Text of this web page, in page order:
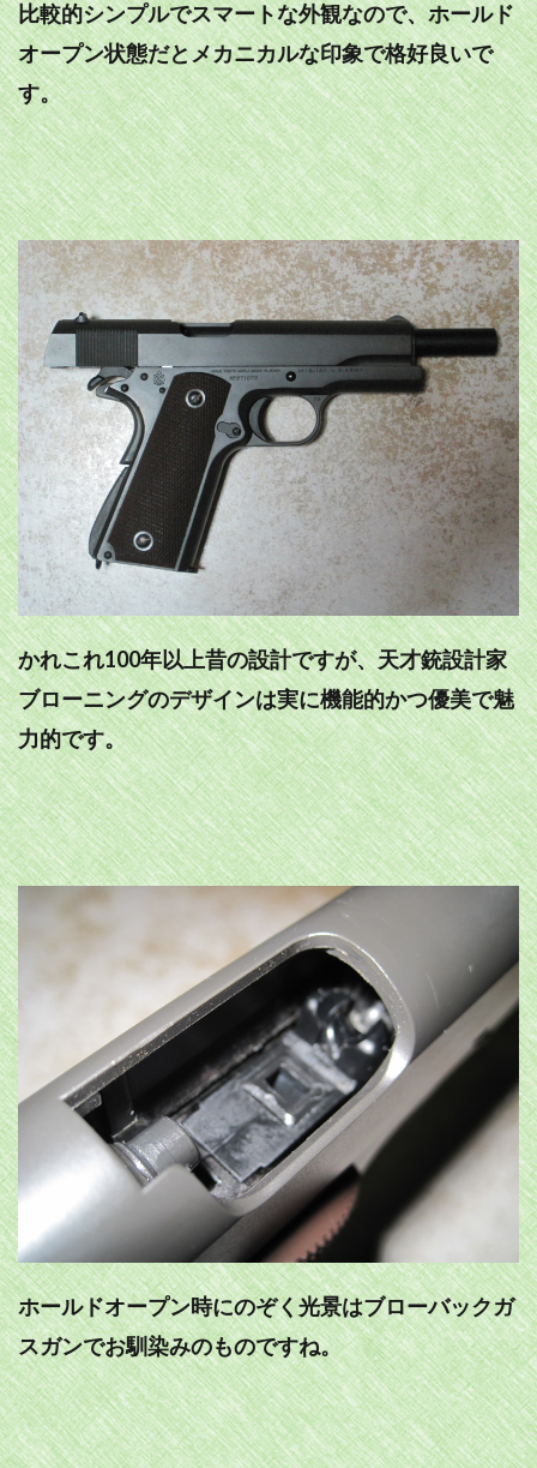
比較的シンプルでスマートな外観なので、ホールド
オープン状態だとメカニカルな印象で格好良いで
す。
かれこれ100年以上昔の設計ですが、天才銃設計家
ブローニングのデザインは実に機能的かつ優美で魅
力的です。
ホールドオープン時にのぞく光景はブローバックガ
スガンでお馴染みのものですね。